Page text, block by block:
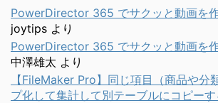
PowerDirector 365 でサクッと動画を
joytips より
PowerDirector 365 でサクッと動画を
中澤雄太 より
【FileMaker Pro】同じ項目（商品や分
プ化して集計して別テーブルにコピー